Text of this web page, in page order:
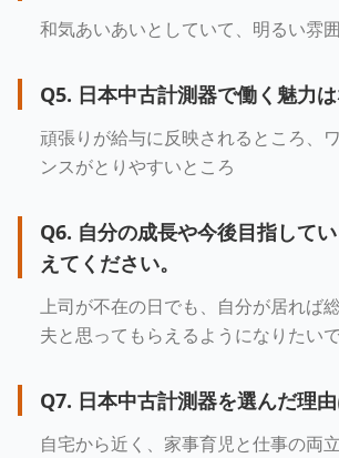
和気あいあいとしていて、明るい雰
Q5. 日本中古計測器で働く魅力
頑張りが給与に反映されるところ、
ンスがとりやすいところ
Q6. 自分の成長や今後目指して
えてください。
上司が不在の日でも、自分が居れば
夫と思ってもらえるようになりたいで
Q7. 日本中古計測器を選んだ理
自宅から近く、家事育児と仕事の両